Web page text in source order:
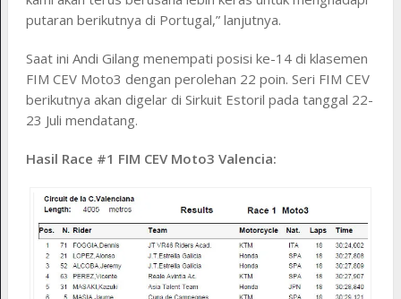
putaran berikutnya di Portugal,” lanjutnya.
Saat ini Andi Gilang menempati posisi ke-14 di klasemen
FIM CEV Moto3 dengan perolehan 22 poin. Seri FIM CEV
berikutnya akan digelar di Sirkuit Estoril pada tanggal 22-
23 Juli mendatang.
Hasil Race #1 FIM CEV Moto3 Valencia: